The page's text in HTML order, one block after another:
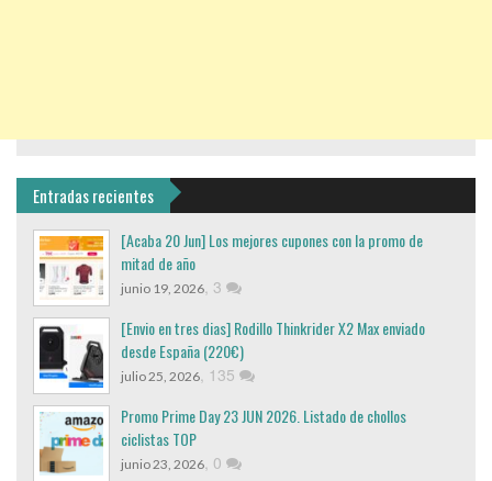
Entradas recientes
[Acaba 20 Jun] Los mejores cupones con la promo de
mitad de año
junio 19, 2026, 3
[Envio en tres dias] Rodillo Thinkrider X2 Max enviado
desde España (220€)
julio 25, 2026, 135
Promo Prime Day 23 JUN 2026. Listado de chollos
ciclistas TOP
junio 23, 2026, 0